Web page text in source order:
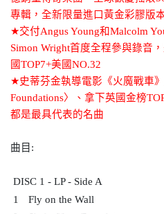
專輯，全新限量進口黃金彩膠版
★交付Angus Young和Malcolm
Simon Wright首度全程參與錄音
國TOP7+美國NO.32
★史蒂芬金執導電影《火魔戰車
Foundations〉、拿下英國金榜
都是最具代表的名曲
曲目 :
DISC 1 - LP - Side A
1
Fly on the Wall